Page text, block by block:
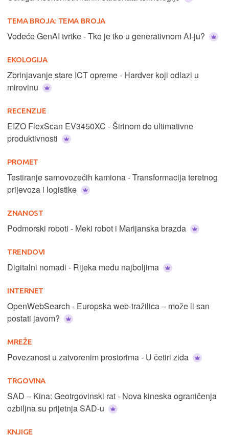
TEMA BROJA: TEMA BROJA
Vodeće GenAI tvrtke - Tko je tko u generativnom AI-ju?
EKOLOGIJA
Zbrinjavanje stare ICT opreme - Hardver koji odlazi u
mirovinu
RECENZIJE
EIZO FlexScan EV3450XC - Širinom do ultimativne
produktivnosti
PROMET
Testiranje samovozećih kamiona - Transformacija teretnog
prijevoza i logistike
ZNANOST
Podmorski roboti - Meki robot i Marijanska brazda
TRENDOVI
Digitalni nomadi - Rijeka među najboljima
INTERNET
OpenWebSearch - Europska web-tražilica – može li san
postati javom?
MREŽE
Povezanost u zatvorenim prostorima - U četiri zida
TRGOVINA
SAD – Kina: Geotrgovinski rat - Nova kineska ograničenja
ozbiljna su prijetnja SAD-u
KNJIGE